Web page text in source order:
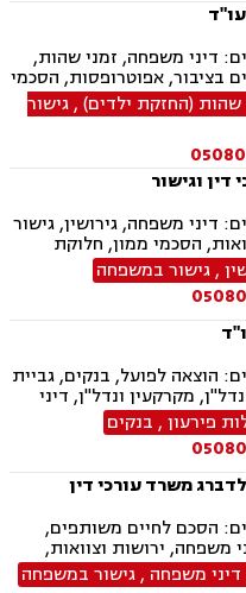
דיני משפחה, זמני שהות,
בציבור, אפוטרופסות, הסכמי
משמורת, גירושין, הורות חד
חלוקת רכוש, מעמד אישי,
ייפוי כוח מתמשך
שהות (החזקת ילדים),גישור
דין וגישור
דיני משפחה, גירושין, גישור
הסכמי ממון, חלוקת
ניכור הורי, אבהות,
זמני שהות, ידועים
העברה בין דורית, חוק
מינית.
,גישור במשפחה
הוצאה לפועל, בנקים, גביית
מקרקעין ונדל"ן, דיני
ירושות וצוואות, ייפויפירעון, בנקים
משרד עורכי דין
הסכם לחיים משותפים,
משפחה, ירושות וצוואות,
תעבורה, פשיטת רגל,דיני משפחה ,גישור במשפחה